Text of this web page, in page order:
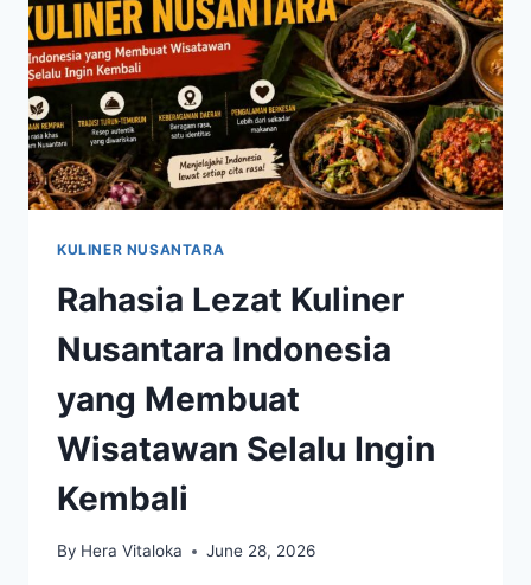
KULINER NUSANTARA
Rahasia Lezat Kuliner
Nusantara Indonesia
yang Membuat
Wisatawan Selalu Ingin
Kembali
By Hera Vitaloka June 28, 2026